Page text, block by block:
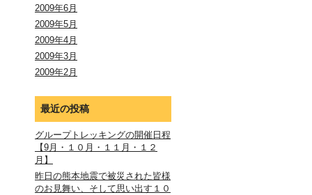
2009年6月
2009年5月
2009年4月
2009年3月
2009年2月
最近の投稿
グループトレッキングの開催日程
【9月・１０月・１１月・１２
月】
昨日の熊本地震で被災された皆様
のお見舞い、そして思い出す１０